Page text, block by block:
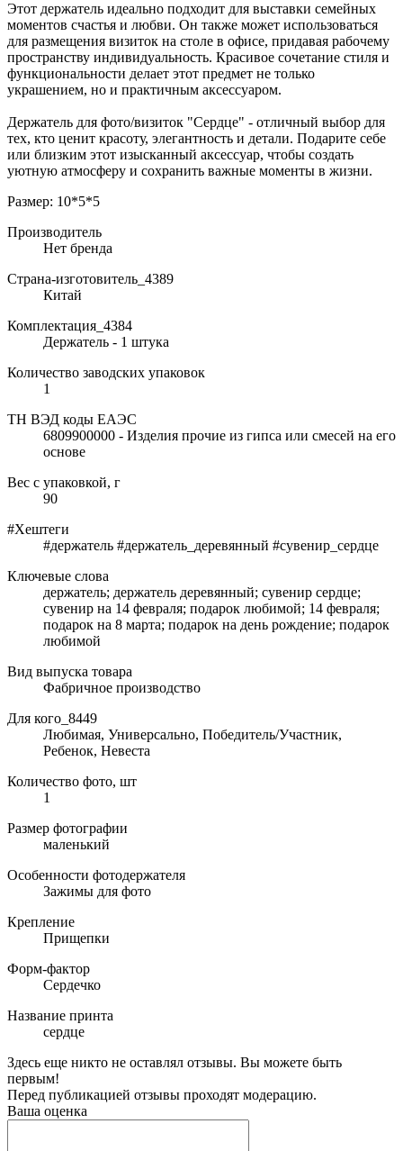
Этот держатель идеально подходит для выставки семейных
моментов счастья и любви. Он также может использоваться
для размещения визиток на столе в офисе, придавая рабочему
пространству индивидуальность. Красивое сочетание стиля и
функциональности делает этот предмет не только
украшением, но и практичным аксессуаром.
Держатель для фото/визиток "Сердце" - отличный выбор для
тех, кто ценит красоту, элегантность и детали. Подарите себе
или близким этот изысканный аксессуар, чтобы создать
уютную атмосферу и сохранить важные моменты в жизни.
Размер: 10*5*5
Производитель
Нет бренда
Страна-изготовитель_4389
Китай
Комплектация_4384
Держатель - 1 штука
Количество заводских упаковок
1
ТН ВЭД коды ЕАЭС
6809900000 - Изделия прочие из гипса или смесей на его
основе
Вес с упаковкой, г
90
#Хештеги
#держатель #держатель_деревянный #сувенир_сердце
Ключевые слова
держатель; держатель деревянный; сувенир сердце;
сувенир на 14 февраля; подарок любимой; 14 февраля;
подарок на 8 марта; подарок на день рождение; подарок
любимой
Вид выпуска товара
Фабричное производство
Для кого_8449
Любимая, Универсально, Победитель/Участник,
Ребенок, Невеста
Количество фото, шт
1
Размер фотографии
маленький
Особенности фотодержателя
Зажимы для фото
Крепление
Прищепки
Форм-фактор
Сердечко
Название принта
сердце
Здесь еще никто не оставлял отзывы. Вы можете быть
первым!
Перед публикацией отзывы проходят модерацию.
Ваша оценка